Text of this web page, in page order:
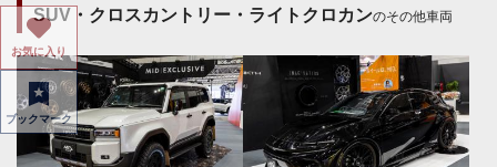
SUV・クロスカントリー・ライトクロカンのその他車両
お気に入り
ブックマーク